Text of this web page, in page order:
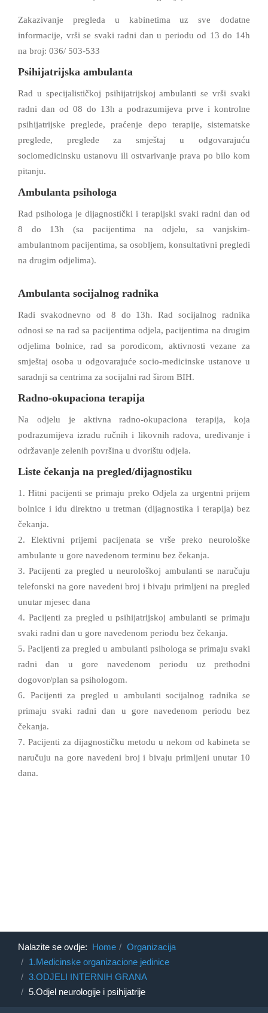
Zakazivanje pregleda u kabinetima uz sve dodatne
informacije, vrši se svaki radni dan u periodu od 13 do 14h
na broj: 036/ 503-533
Psihijatrijska ambulanta
Rad u specijalističkoj psihijatrijskoj ambulanti se vrši svaki
radni dan od 08 do 13h a podrazumijeva prve i kontrolne
psihijatrijske preglede, praćenje depo terapije, sistematske
preglede, preglede za smještaj u odgovarajuću
sociomedicinsku ustanovu ili ostvarivanje prava po bilo kom
pitanju.
Ambulanta psihologa
Rad psihologa je dijagnostički i terapijski svaki radni dan od
8 do 13h (sa pacijentima na odjelu, sa vanjskim-
ambulantnom pacijentima, sa osobljem, konsultativni pregledi
na drugim odjelima).
Ambulanta socijalnog radnika
Radi svakodnevno od 8 do 13h. Rad socijalnog radnika
odnosi se na rad sa pacijentima odjela, pacijentima na drugim
odjelima bolnice, rad sa porodicom, aktivnosti vezane za
smještaj osoba u odgovarajuće socio-medicinske ustanove u
saradnji sa centrima za socijalni rad širom BIH.
Radno-okupaciona terapija
Na odjelu je aktivna radno-okupaciona terapija, koja
podrazumijeva izradu ručnih i likovnih radova, uređivanje i
održavanje zelenih površina u dvorištu odjela.
Liste čekanja na pregled/dijagnostiku
1. Hitni pacijenti se primaju preko Odjela za urgentni prijem
bolnice i idu direktno u tretman (dijagnostika i terapija) bez
čekanja.
2. Elektivni prijemi pacijenata se vrše preko neurološke
ambulante u gore navedenom terminu bez čekanja.
3. Pacijenti za pregled u neurološkoj ambulanti se naručuju
telefonski na gore navedeni broj i bivaju primljeni na pregled
unutar mjesec dana
4. Pacijenti za pregled u psihijatrijskoj ambulanti se primaju
svaki radni dan u gore navedenom periodu bez čekanja.
5. Pacijenti za pregled u ambulanti psihologa se primaju svaki
radni dan u gore navedenom periodu uz prethodni
dogovor/plan sa psihologom.
6. Pacijenti za pregled u ambulanti socijalnog radnika se
primaju svaki radni dan u gore navedenom periodu bez
čekanja.
7. Pacijenti za dijagnostičku metodu u nekom od kabineta se
naručuju na gore navedeni broj i bivaju primljeni unutar 10
dana.
Nalazite se ovdje: Home
Organizacija
1.Medicinske organizacione jedinice
3.ODJELI INTERNIH GRANA
5.Odjel neurologije i psihijatrije